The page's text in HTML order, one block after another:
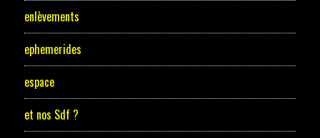
enlèvements
ephemerides
espace
et nos Sdf ?